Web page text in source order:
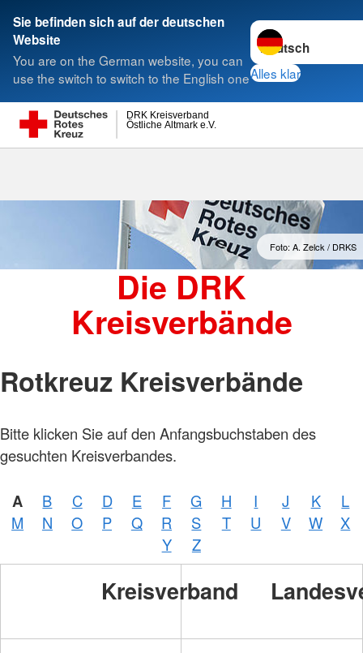
Sie befinden sich auf der deutschen
Website
You are on the German website, you can
use the switch to switch to the English one
Sprache wechseln
Alles klar
Östliche Altmark e.V.
DRK Kreisverband
Suche
Kreisverbände
Foto: A. Zelck / DRKS
Die DRK
Kreisverbände
Rotkreuz Kreisverbände
Bitte klicken Sie auf den Anfangsbuchstaben des
gesuchten Kreisverbandes.
A B C D E F G H I J K
L
M
N O P Q R S T U V W
X
Y
Z
Kreisverband